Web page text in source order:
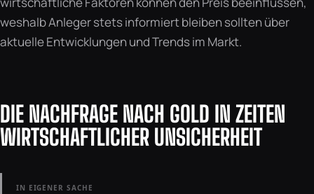
weshalb Anleger stets informiert bleiben sollten über
aktuelle Entwicklungen und Trends im Markt.
DIE NACHFRAGE NACH GOLD IN ZEITEN
WIRTSCHAFTLICHER UNSICHERHEIT
IN EIGENER SACHE